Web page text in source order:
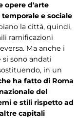
opere d'arte
e sociale
la città, quindi,
ramificazioni
Ma anche i
sono andati
in un
ha fatto di Roma
del
e stili rispetto ad
capitali